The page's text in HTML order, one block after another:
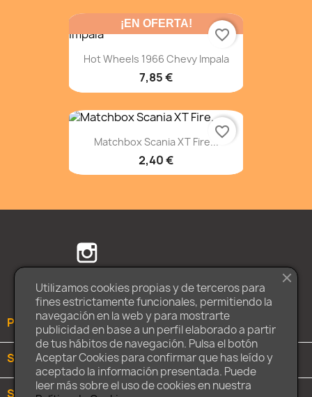
Hot Wheels 1966 Chevy Impala
7,85 €
¡EN OFERTA!
favorite_border
Matchbox Scania XT Fire...
2,40 €
favorite_border
Facebook
Twitter
PRODUCTOS
SOBRE NOSOTROS
SU CUENTA
Utilizamos cookies propias y de terceros para
fines estrictamente funcionales, permitiendo la
navegación en la web y para mostrarte
publicidad en base a un perfil elaborado a partir
de tus hábitos de navegación. Pulsa el botón
Aceptar Cookies para confirmar que has leído y
aceptado la información presentada. Puede
leer más sobre el uso de cookies en nuestra